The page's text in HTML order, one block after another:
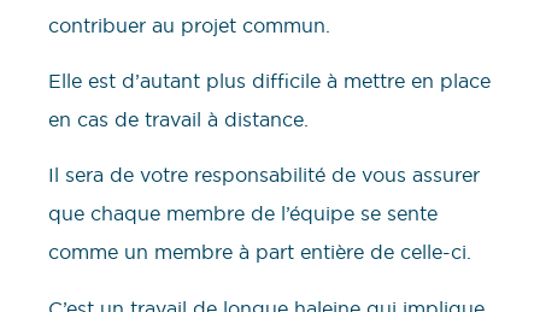
contribuer au projet commun.
Elle est d’autant plus difficile à mettre en place
en cas de travail à distance.
Il sera de votre responsabilité de vous assurer
que chaque membre de l’équipe se sente
comme un membre à part entière de celle-ci.